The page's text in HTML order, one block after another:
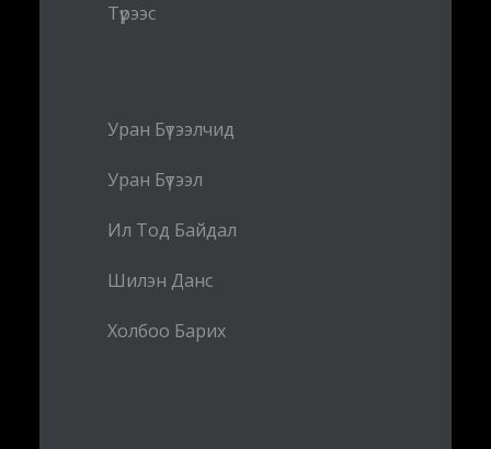
Түрээс
Уран Бүтээлчид
Уран Бүтээл
Ил Тод Байдал
Шилэн Данс
Холбоо Барих